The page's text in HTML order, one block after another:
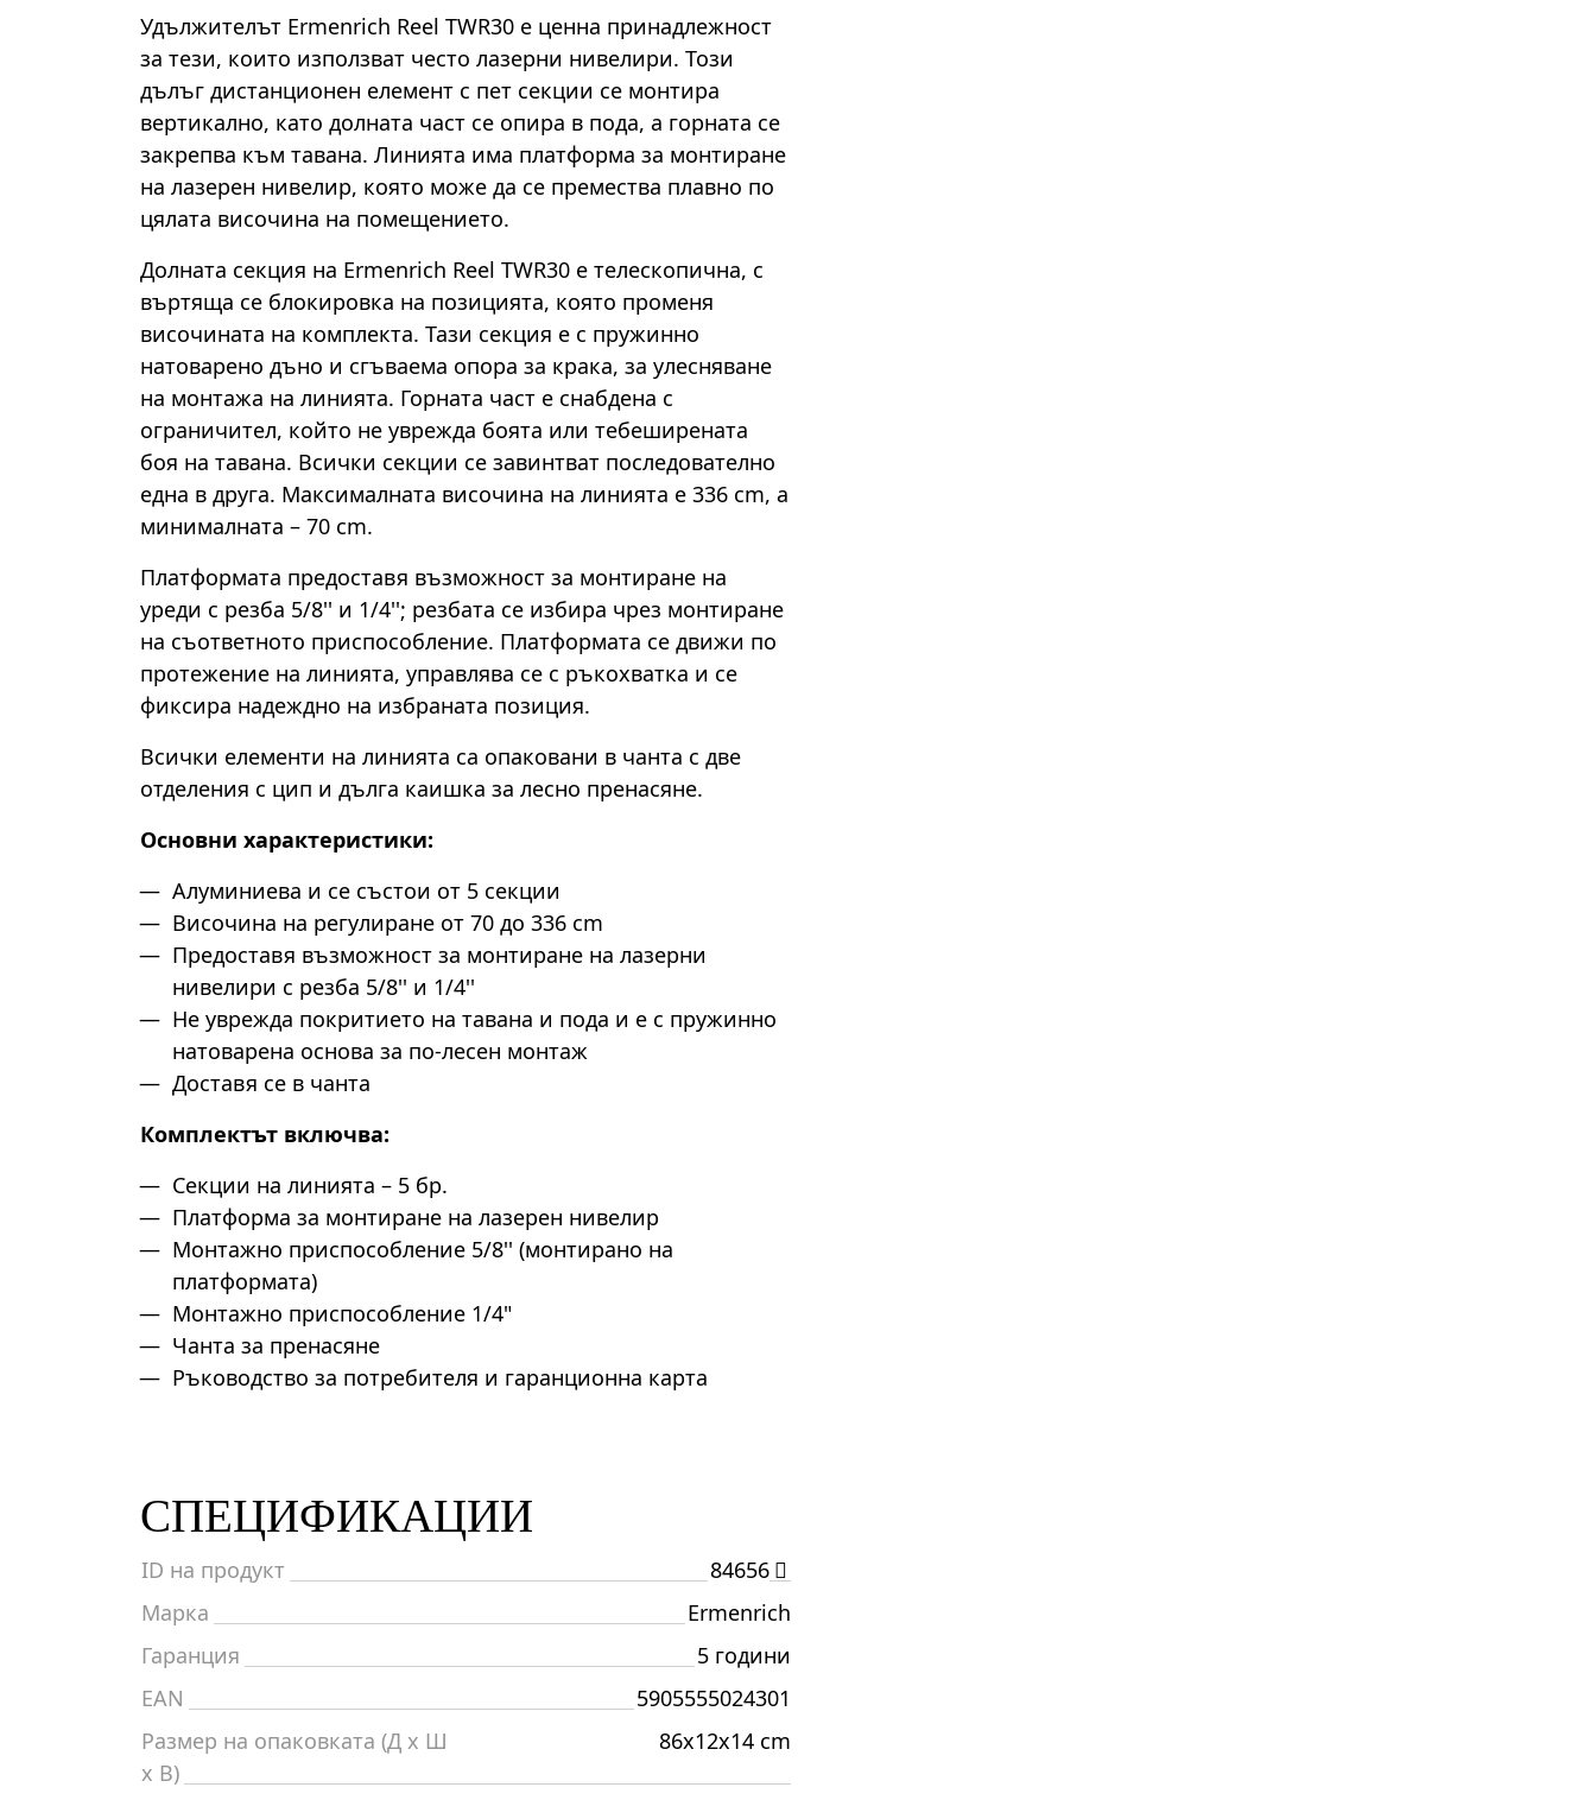
Удължителът Ermenrich Reel TWR30 е ценна принадлежност
за тези, които използват често лазерни нивелири. Този
дълъг дистанционен елемент с пет секции се монтира
вертикално, като долната част се опира в пода, а горната се
закрепва към тавана. Линията има платформа за монтиране
на лазерен нивелир, която може да се премества плавно по
цялата височина на помещението.
Долната секция на Ermenrich Reel TWR30 е телескопична, с
въртяща се блокировка на позицията, която променя
височината на комплекта. Тази секция е с пружинно
натоварено дъно и сгъваема опора за крака, за улесняване
на монтажа на линията. Горната част е снабдена с
ограничител, който не уврежда боята или тебеширената
боя на тавана. Всички секции се завинтват последователно
една в друга. Максималната височина на линията е 336 cm, а
минималната – 70 cm.
Платформата предоставя възможност за монтиране на
уреди с резба 5/8'' и 1/4''; резбата се избира чрез монтиране
на съответното приспособление. Платформата се движи по
протежение на линията, управлява се с ръкохватка и се
фиксира надеждно на избраната позиция.
Всички елементи на линията са опаковани в чанта с две
отделения с цип и дълга каишка за лесно пренасяне.
Основни характеристики:
Алуминиева и се състои от 5 секции
Височина на регулиране от 70 до 336 cm
Предоставя възможност за монтиране на лазерни
нивелири с резба 5/8'' и 1/4''
Не уврежда покритието на тавана и пода и е с пружинно
натоварена основа за по-лесен монтаж
Доставя се в чанта
Комплектът включва:
Секции на линията – 5 бр.
Платформа за монтиране на лазерен нивелир
Монтажно приспособление 5/8'' (монтирано на
платформата)
Монтажно приспособление 1/4"
Чанта за пренасяне
Ръководство за потребителя и гаранционна карта
СПЕЦИФИКАЦИИ
ID на продукт
84656
Марка
Ermenrich
Гаранция
5 години
EAN
5905555024301
Размер на опаковката (Д x Ш
x В)
86x12x14 cm